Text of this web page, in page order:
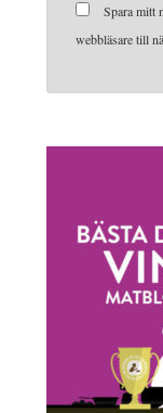
Spara mitt
webbläsare till